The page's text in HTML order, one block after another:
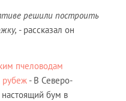
решили построить
- рассказал он
пчеловодам
рубеж - В Северо-
настоящий бум в